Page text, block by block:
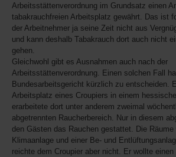
Arbeitsstättenverordnung im Grundsatz einen
tabakrauchfreien Arbeitsplatz gewährt. Das ist
der Arbeitnehmer ja seine Zeit nicht aus
und kann deshalb Tabakrauch dort auch nicht
gehen.
Gleichwohl gibt es Ausnahmen auch nach der
Arbeitsstättenverordnung. Einen solchen Fall
Bundesarbeitsgericht kürzlich zu entscheiden.
Arbeitsplatz eines Croupiers in einem
erarbeitete dort unter anderem zweimal
abgetrennten Raucherbereich. Nur in diesem
den Gästen das Rauchen gestattet. Die Räume
Klimaanlage und einer Be- und
reichte dem Croupier aber nicht. Er wollte